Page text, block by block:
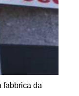
fabbrica da